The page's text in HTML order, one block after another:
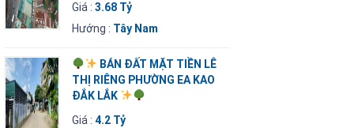
Giá :3.68 Tỷ
Hướng : Tây Nam
BÁN ĐẤT MẶT TIỀN LÊ
THỊ RIÊNG PHƯỜNG EA KAO
ĐẮK LẮK
Giá :4.2 Tỷ